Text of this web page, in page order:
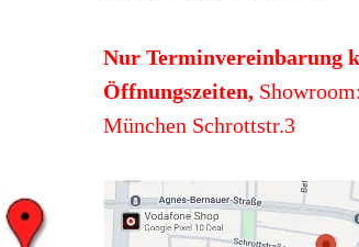
Nur Terminvereinbarung
Öffnungszeiten,
München Schrottstr.3